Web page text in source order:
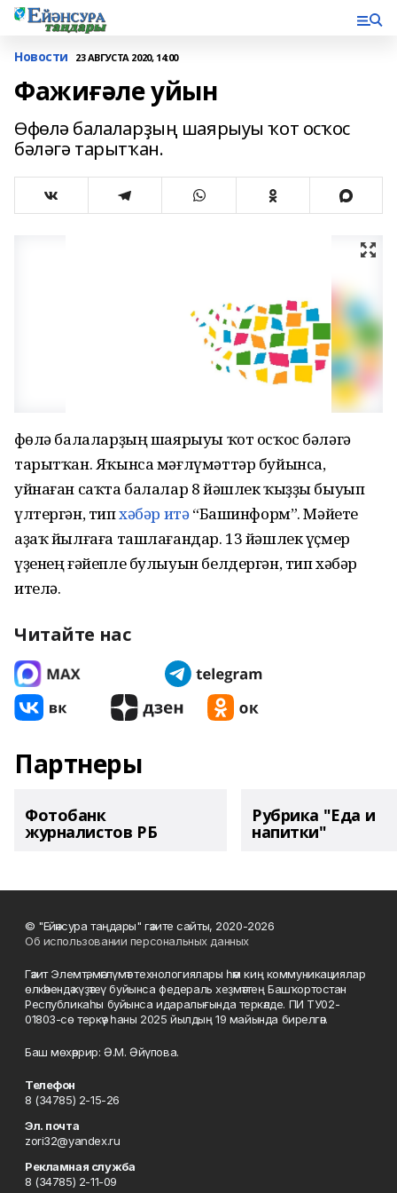
Новости 23 АВГУСТА 2020, 14:00
Фажиғәле уйын
Өфөлә балаларҙың шаярыуы ҡот осҡос
бәләгә тарытҡан.
Өфөлә балаларҙың шаярыуы ҡот осҡос бәләгә
тарытҡан. Яҡынса мәғлүмәттәр буйынса,
уйнаған саҡта балалар 8 йәшлек ҡыҙҙы быуып
үлтергән, типхәбәр итә“Башинформ”. Мәйете
аҙаҡ йылғаға ташлағандар. 13 йәшлек үҫмер
үҙенең ғәйепле булыуын белдергән, тип хәбәр
ителә.
Читайте нас
Партнеры
Фотобанк
журналистов РБ
Рубрика "Еда и
напитки"
© "Ейәнсура таңдары" гәзите сайты, 2020-2026
Об использовании персональных данных
Гәзит Элемтә, мәғлүмәт технологиялары һәм киң коммуникациялар
өлкәһендә күҙәтеү буйынса федераль хеҙмәттең Башҡортостан
Республикаһы буйынса идаралығында теркәлде. ПИ ТУ02-
01803-сө теркәү һаны 2025 йылдың 19 майында бирелгән.
Баш мөхәррир: Ә.М. Әйүпова.
Телефон
8 (34785) 2-15-26
Эл. почта
zori32@yandex.ru
Рекламная служба
8 (34785) 2-11-09